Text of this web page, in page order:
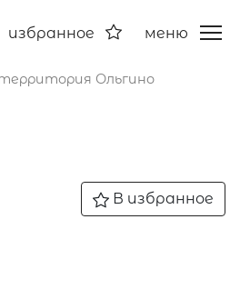
избранное меню
Ольгино
В избранное